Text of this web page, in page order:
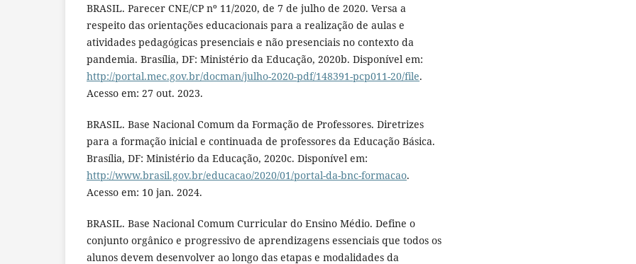
BRASIL. Parecer CNE/CP nº 11/2020, de 7 de julho de 2020. Versa a
respeito das orientações educacionais para a realização de aulas e
atividades pedagógicas presenciais e não presenciais no contexto da
pandemia. Brasília, DF: Ministério da Educação, 2020b. Disponível em:
http://portal.mec.gov.br/docman/julho-2020-pdf/148391-pcp011-20/file.
Acesso em: 27 out. 2023.
BRASIL. Base Nacional Comum da Formação de Professores. Diretrizes
para a formação inicial e continuada de professores da Educação Básica.
Brasília, DF: Ministério da Educação, 2020c. Disponível em:
http://www.brasil.gov.br/educacao/2020/01/portal-da-bnc-formacao.
Acesso em: 10 jan. 2024.
BRASIL. Base Nacional Comum Curricular do Ensino Médio. Define o
conjunto orgânico e progressivo de aprendizagens essenciais que todos os
alunos devem desenvolver ao longo das etapas e modalidades da